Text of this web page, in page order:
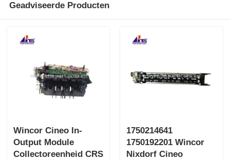
Geadviseerde Producten
Wincor Cineo In-
Output Module
Collectoreenheid CRS
1750214641
1750192201 Wincor
Nixdorf Cineo